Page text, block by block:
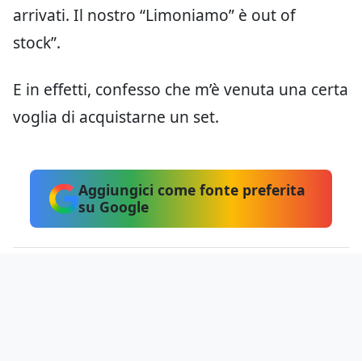
arrivati. Il nostro “Limoniamo” è out of
stock”.
E in effetti, confesso che m’è venuta una certa
voglia di acquistarne un set.
Aggiungici come fonte preferita
su Google